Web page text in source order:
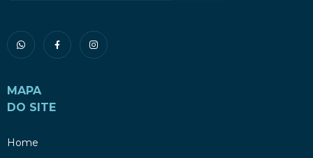
MAPA
DO SITE
Home